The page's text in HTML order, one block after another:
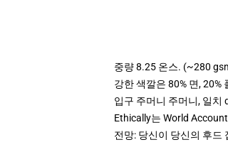
중량 8.25 온스. (~280
강한 색깔은 80% 면, 20%
입구 주머니 주머니, 일치
Ethically는 World
전망: 당신이 당신의 후드